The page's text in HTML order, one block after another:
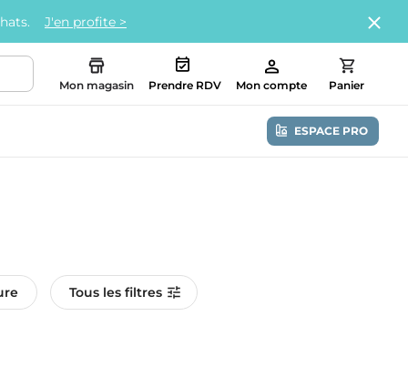
J'en profite >
Mon magasin Prendre RDV Mon compte Panier
ESPACE PRO
Tous les filtres